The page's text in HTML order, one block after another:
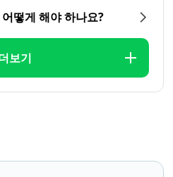
떻게 해야 하나요?
보기